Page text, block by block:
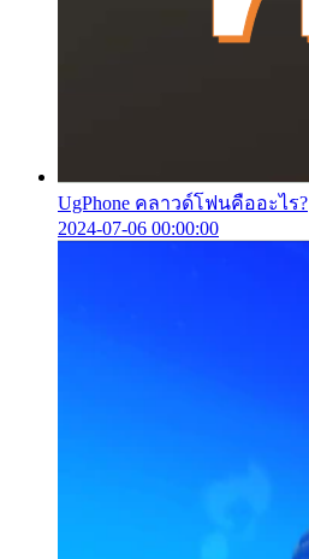
UgPhone คลาวด์โฟนคืออะไร?
2024-07-06 00:00:00